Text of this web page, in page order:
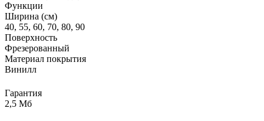
Функции
Ширина (см)
40, 55, 60, 70, 80, 90
Поверхность
Фрезерованный
Материал покрытия
Винилл
Гарантия
2,5 Мб